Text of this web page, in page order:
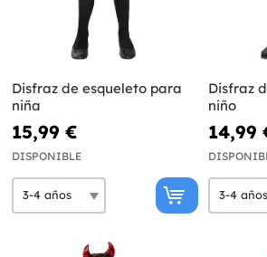
Disfraz de esqueleto para
niña
15,99 €
DISPONIBLE
Disfraz
niño
14,99